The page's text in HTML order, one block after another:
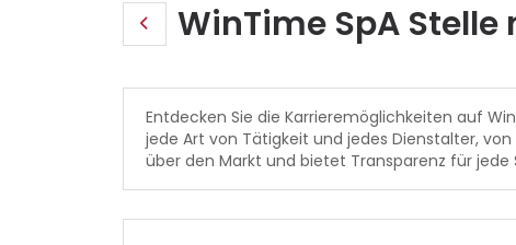
WinTime SpA
Entdecken Sie die Karrieremöglichkeiten auf
jede Art von Tätigkeit und jedes Dienstalter,
über den Markt und bietet Transparenz für